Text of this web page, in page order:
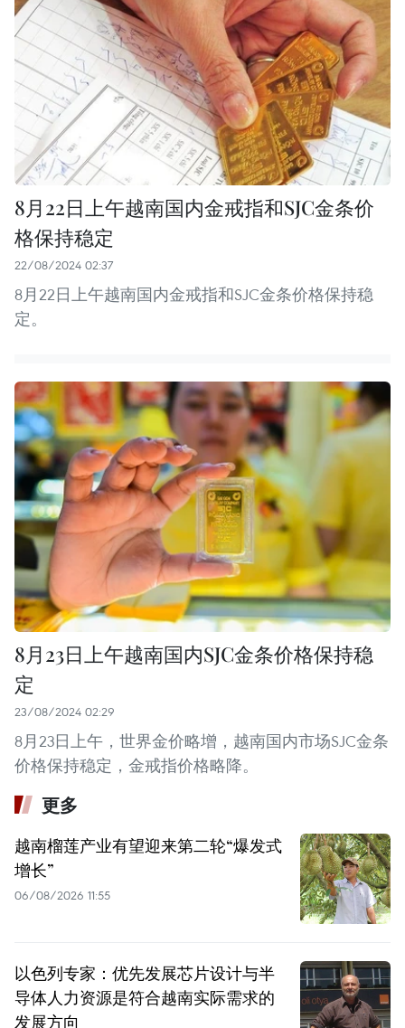
8月22日上午越南国内金戒指和SJC金条价
格保持稳定
22/08/2024 02:37
8月22日上午越南国内金戒指和SJC金条价格保持稳
定。
8月23日上午越南国内SJC金条价格保持稳
定
23/08/2024 02:29
8月23日上午，世界金价略增，越南国内市场SJC金条
价格保持稳定，金戒指价格略降。
更多
越南榴莲产业有望迎来第二轮“爆发式
增长”
06/08/2026 11:55
以色列专家：优先发展芯片设计与半
导体人力资源是符合越南实际需求的
发展方向